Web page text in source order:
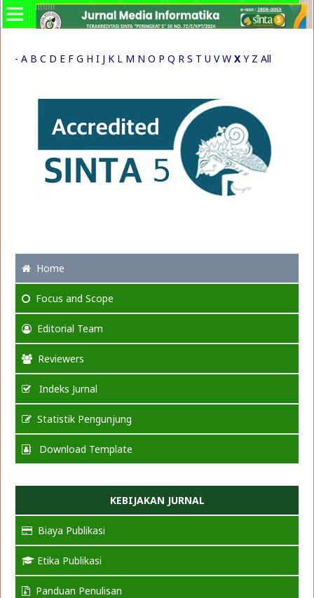
- A B C D E F G H I J K L M N O P Q R S T U V W X Y Z All
Home
Focus and Scope
Editorial Team
Reviewers
Indeks Jurnal
Statistik Pengunjung
Download Template
KEBIJAKAN JURNAL
Biaya Publikasi
Etika Publikasi
Panduan Penulisan